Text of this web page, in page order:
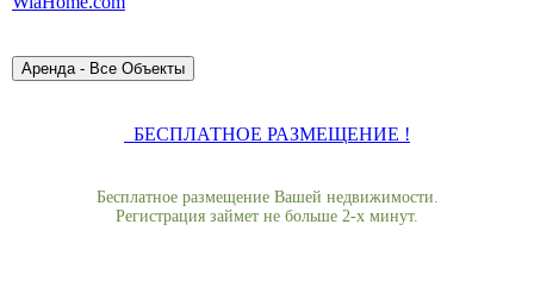
БЕСПЛАТНОЕ РАЗМЕЩЕНИЕ !
Бесплатное размещение Вашей недвижимости.
Регистрация займет не больше 2-х минут.